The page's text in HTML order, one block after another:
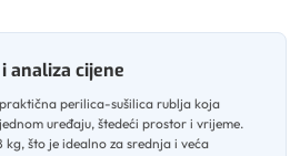
analiza cijene
perilica-sušilica rublja koja
uređaju, štedeći prostor i vrijeme.
što je idealno za srednja i veća